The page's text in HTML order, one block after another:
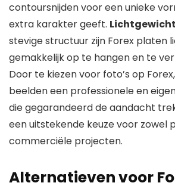
contoursnijden voor een unieke
extra karakter geeft.
stevige structuur zijn Forex platen
gemakkelijk op te hangen en te
Door te kiezen voor foto’s op
beelden een professionele en
die gegarandeerd de aandacht
een uitstekende keuze voor zowel
commerciële projecten.
Alternatieven voor